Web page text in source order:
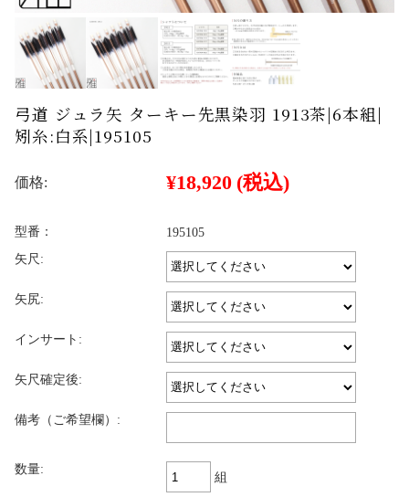
弓道 ジュラ矢 ターキー先黒染羽 1913茶|6本組|
矧糸:白系|195105
価格: ¥18,920 (税込)
型番：
195105
矢尺:
矢尻:
インサート:
矢尺確定後:
備考（ご希望欄）:
数量:
組